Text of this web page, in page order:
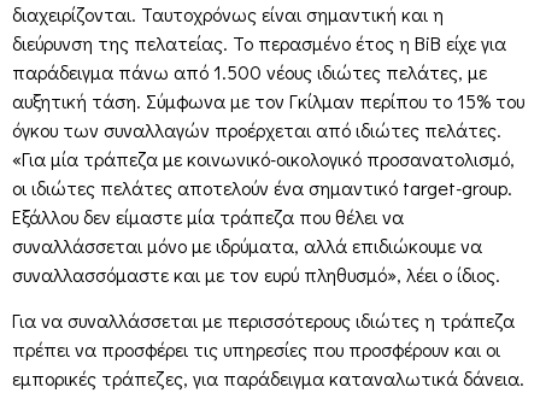
διαχειρίζονται. Ταυτοχρόνως είναι σημαντική και η
διεύρυνση της πελατείας. Το περασμένο έτος η BiB είχε για
παράδειγμα πάνω από 1.500 νέους ιδιώτες πελάτες, με
αυξητική τάση. Σύμφωνα με τον Γκίλμαν περίπου το 15% του
όγκου των συναλλαγών προέρχεται από ιδιώτες πελάτες.
«Για μία τράπεζα με κοινωνικό-οικολογικό προσανατολισμό,
οι ιδιώτες πελάτες αποτελούν ένα σημαντικό target-group.
Εξάλλου δεν είμαστε μία τράπεζα που θέλει να
συναλλάσσεται μόνο με ιδρύματα, αλλά επιδιώκουμε να
συναλλασσόμαστε και με τον ευρύ πληθυσμό», λέει ο ίδιος.
Για να συναλλάσσεται με περισσότερους ιδιώτες η τράπεζα
πρέπει να προσφέρει τις υπηρεσίες που προσφέρουν και οι
εμπορικές τράπεζες, για παράδειγμα καταναλωτικά δάνεια.